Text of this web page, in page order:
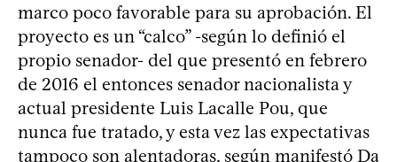
marco poco favorable para su aprobación. El
proyecto es un “calco” -según lo definió el
propio senador- del que presentó en febrero
de 2016 el entonces senador nacionalista y
actual presidente Luis Lacalle Pou, que
nunca fue tratado, y esta vez las expectativas
tampoco son alentadoras, según manifestó Da